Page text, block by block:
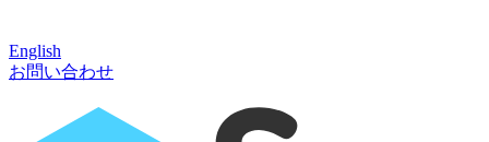
English
お問い合わせ